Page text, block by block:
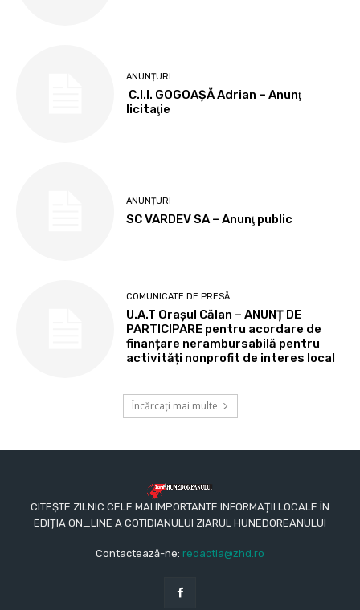
ANUNȚURI
C.I.I. GOGOAŞĂ Adrian – Anunţ
licitaţie
ANUNȚURI
SC VARDEV SA – Anunţ public
COMUNICATE DE PRESĂ
U.A.T Orașul Călan – ANUNȚ DE
PARTICIPARE pentru acordare de
finanțare nerambursabilă pentru
activități nonprofit de interes local
Încărcați mai multe
CITEȘTE ZILNIC CELE MAI IMPORTANTE INFORMAȚII LOCALE ÎN
EDIȚIA ON_LINE A COTIDIANULUI ZIARUL HUNEDOREANULUI
Contactează-ne: redactia@zhd.ro